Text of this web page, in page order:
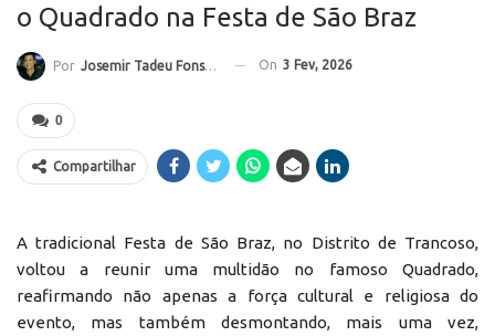
o Quadrado na Festa de São Braz
Por Josemir Tadeu Fonseca On 3 Fev, 2026
0
Compartilhar
A tradicional Festa de São Braz, no Distrito de Trancoso,
voltou a reunir uma multidão no famoso Quadrado,
reafirmando não apenas a força cultural e religiosa do
evento, mas também desmontando, mais uma vez,